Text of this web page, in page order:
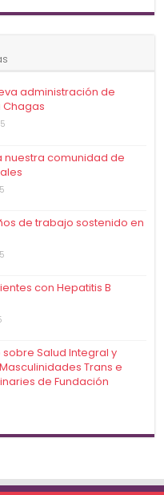
administración de
nuestra comunidad de
de trabajo sostenido en
con Hepatitis B
Salud Integral y
Trans e
de Fundación